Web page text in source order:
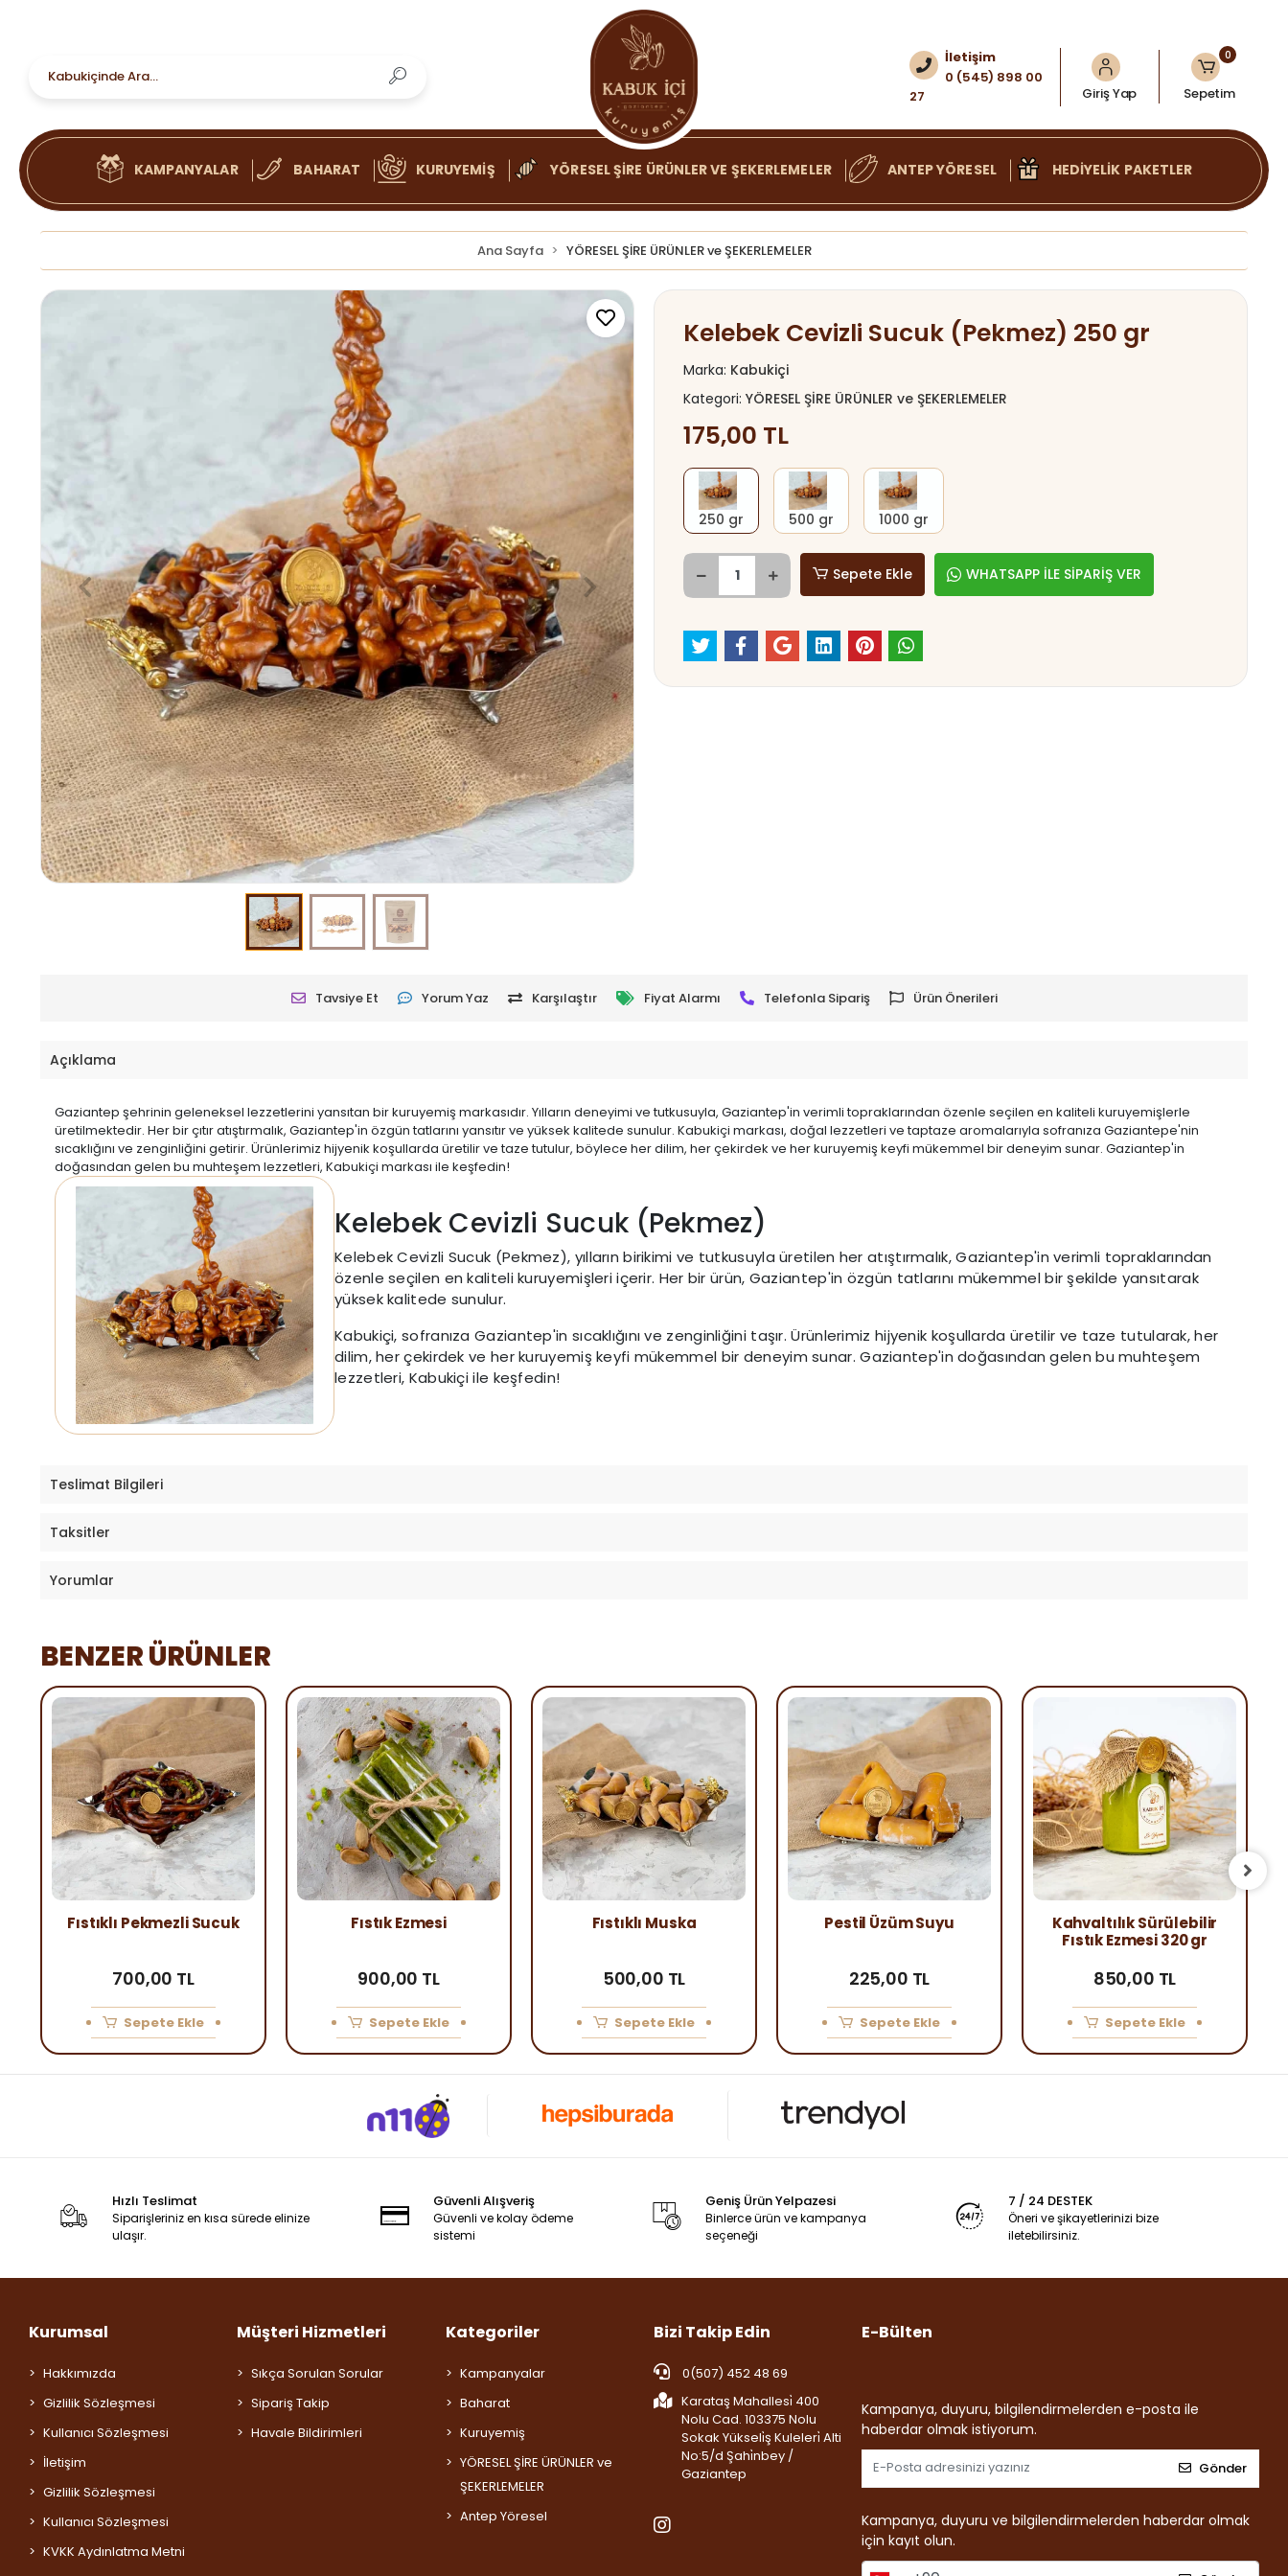
İletişim
0 (545) 898 00
27
Giriş Yap
0
Sepetim
KAMPANYALAR BAHARAT KURUYEMİŞ YÖRESEL ŞİRE ÜRÜNLER VE ŞEKERLEMELER ANTEP YÖRESEL HEDİYELİK PAKETLER
Ana Sayfa YÖRESEL ŞİRE ÜRÜNLER ve ŞEKERLEMELER
Kelebek Cevizli Sucuk (Pekmez) 250 gr
Marka: Kabukiçi
Kategori: YÖRESEL ŞİRE ÜRÜNLER ve ŞEKERLEMELER
175,00 TL
250 gr 500 gr 1000 gr
Sepete Ekle WHATSAPP İLE SİPARİŞ VER
Tavsiye Et Yorum Yaz Karşılaştır Fiyat Alarmı Telefonla Sipariş Ürün Önerileri
Açıklama
Gaziantep şehrinin geleneksel lezzetlerini yansıtan bir kuruyemiş markasıdır. Yılların deneyimi ve tutkusuyla, Gaziantep'in verimli topraklarından özenle seçilen en kaliteli kuruyemişlerle
üretilmektedir. Her bir çıtır atıştırmalık, Gaziantep'in özgün tatlarını yansıtır ve yüksek kalitede sunulur. Kabukiçi markası, doğal lezzetleri ve taptaze aromalarıyla sofranıza Gaziantepe'nin
sıcaklığını ve zenginliğini getirir. Ürünlerimiz hijyenik koşullarda üretilir ve taze tutulur, böylece her dilim, her çekirdek ve her kuruyemiş keyfi mükemmel bir deneyim sunar. Gaziantep'in
doğasından gelen bu muhteşem lezzetleri, Kabukiçi markası ile keşfedin!
Kelebek Cevizli Sucuk (Pekmez)
Kelebek Cevizli Sucuk (Pekmez), yılların birikimi ve tutkusuyla üretilen her atıştırmalık, Gaziantep'in verimli topraklarından
özenle seçilen en kaliteli kuruyemişleri içerir. Her bir ürün, Gaziantep'in özgün tatlarını mükemmel bir şekilde yansıtarak
yüksek kalitede sunulur.
Kabukiçi, sofranıza Gaziantep'in sıcaklığını ve zenginliğini taşır. Ürünlerimiz hijyenik koşullarda üretilir ve taze tutularak, her
dilim, her çekirdek ve her kuruyemiş keyfi mükemmel bir deneyim sunar. Gaziantep'in doğasından gelen bu muhteşem
lezzetleri, Kabukiçi ile keşfedin!
Teslimat Bilgileri
Taksitler
Yorumlar
BENZER ÜRÜNLER
Fıstıklı Pekmezli Sucuk
700,00 TL
Sepete Ekle
Fıstık Ezmesi
900,00 TL
Sepete Ekle
Fıstıklı Muska
500,00 TL
Sepete Ekle
Pestil Üzüm Suyu
225,00 TL
Sepete Ekle
Kahvaltılık Sürülebilir
Fıstık Ezmesi 320 gr
850,00 TL
Sepete Ekle
Hızlı Teslimat
Siparişleriniz en kısa sürede elinize
ulaşır.
Güvenli Alışveriş
Güvenli ve kolay ödeme
sistemi
Geniş Ürün Yelpazesi
Binlerce ürün ve kampanya
seçeneği
7 / 24 DESTEK
Öneri ve şikayetlerinizi bize
iletebilirsiniz.
Kurumsal
Hakkımızda
Gizlilik Sözleşmesi
Kullanıcı Sözleşmesi
İletişim
Gizlilik Sözleşmesi
Kullanıcı Sözleşmesi
KVKK Aydınlatma Metni
Müşteri Hizmetleri
Sıkça Sorulan Sorular
Sipariş Takip
Havale Bildirimleri
Kategoriler
Kampanyalar
Baharat
Kuruyemiş
YÖRESEL ŞİRE ÜRÜNLER ve
ŞEKERLEMELER
Antep Yöresel
Bizi Takip Edin
0(507) 452 48 69
Karataş Mahallesi̇ 400
Nolu Cad. 103375 Nolu
Sokak Yükseli̇ş Kuleleri̇ Alti
No:5/d Şahi̇nbey /
Gaziantep
E-Bülten
Kampanya, duyuru, bilgilendirmelerden e-posta ile
haberdar olmak istiyorum.
Gönder
Kampanya, duyuru ve bilgilendirmelerden haberdar olmak
için kayıt olun.